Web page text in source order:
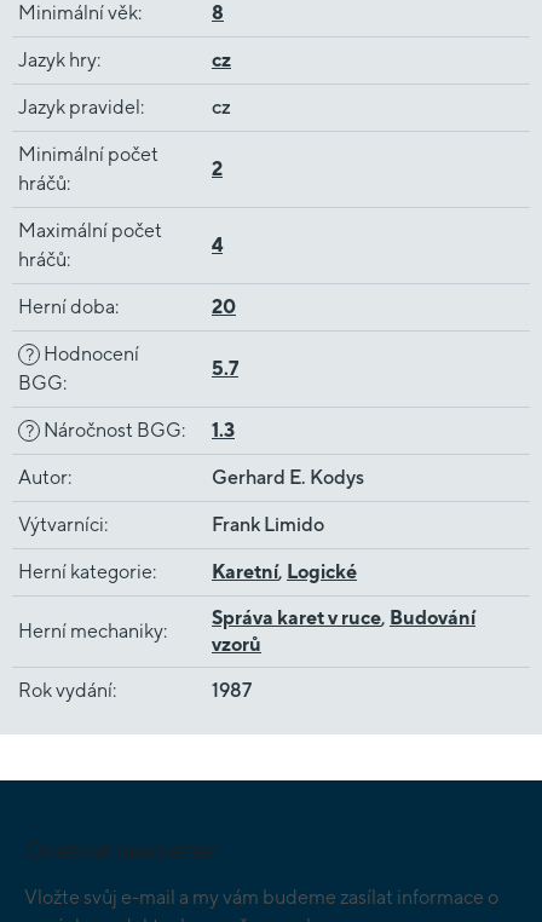
Minimální věk: 8
Jazyk hry: cz
Jazyk pravidel: cz
Minimální počet
hráčů:
2
Maximální počet
hráčů:
4
Herní doba: 20
? Hodnocení
BGG:
5.7
? Náročnost BGG: 1.3
Autor: Gerhard E. Kodys
Výtvarníci: Frank Limido
Herní kategorie: Karetní, Logické
Herní mechaniky:
Správa karet v ruce, Budování
vzorů
Rok vydání: 1987
Odebírat newsletter
Vložte svůj e-mail a my vám budeme zasílat informace o